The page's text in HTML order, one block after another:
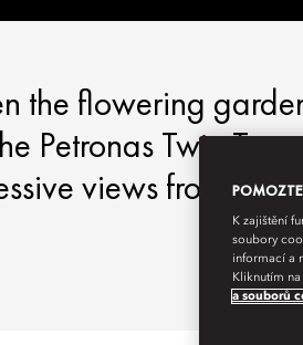
the flowering
Petronas Twin
views from its
K zajištění
soubory
informací a
Kliknutím
a souborů